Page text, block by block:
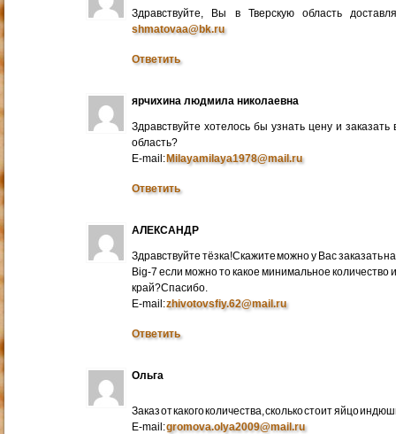
Здравствуйте, Вы в Тверскую область
shmatovaa@bk.ru
Ответить
ярчихина людмила николаевна
Здравствуйте хотелось бы узнать цену и
область?
E-mail:Milayamilaya1978@mail.ru
Ответить
АЛЕКСАНДР
Здравствуйте тёзка!Скажите можно у Вас заказать
Big-7 если можно то какое минимальное количество
край?Спасибо.
E-mail:zhivotovsfiy.62@mail.ru
Ответить
Ольга
Заказ от какого количества, сколько стоит яйцо
E-mail:gromova.olya2009@mail.ru